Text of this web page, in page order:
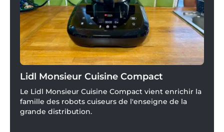
Lidl Monsieur Cuisine Compact
Le Lidl Monsieur Cuisine Compact vient enrichir la
famille des robots cuiseurs de l'enseigne de la
grande distribution.